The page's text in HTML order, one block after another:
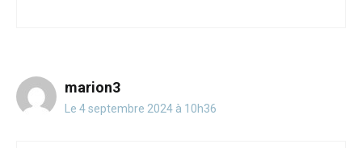
marion3
Le 4 septembre 2024 à 10h36